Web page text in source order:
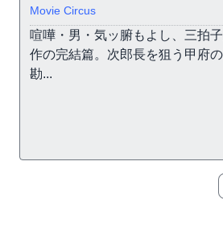
Movie Circus
喧嘩・男・気ッ腑もよし、三拍
作の完結篇。次郎長を狙う甲府
勘...